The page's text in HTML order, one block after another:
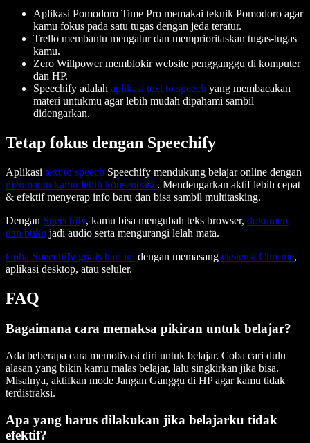
Aplikasi Pomodoro Time Pro memakai teknik Pomodoro agar
kamu fokus pada satu tugas dengan jeda teratur.
Trello membantu mengatur dan memprioritaskan tugas-tugas
kamu.
Zero Willpower memblokir website pengganggu di komputer
dan HP.
Speechify adalah aplikasi text to speech yang membacakan
materi untukmu agar lebih mudah dipahami sambil
didengarkan.
Tetap fokus dengan Speechify
Aplikasi text to speech Speechify mendukung belajar online dengan
membantu kamu lebih konsentrasi . Mendengarkan aktif lebih cepat
& efektif menyerap info baru dan bisa sambil multitasking.
Dengan Speechify, kamu bisa mengubah teks browser, dokumen,
dan buku jadi audio serta mengurangi lelah mata.
Coba Speechify gratis hari ini dengan memasang ekstensi Chrome,
aplikasi desktop, atau seluler.
FAQ
Bagaimana cara memaksa pikiran untuk belajar?
Ada beberapa cara memotivasi diri untuk belajar. Coba cari dulu
alasan yang bikin kamu malas belajar, lalu singkirkan jika bisa.
Misalnya, aktifkan mode Jangan Ganggu di HP agar kamu tidak
terdistraksi.
Apa yang harus dilakukan jika belajarku tidak
efektif?